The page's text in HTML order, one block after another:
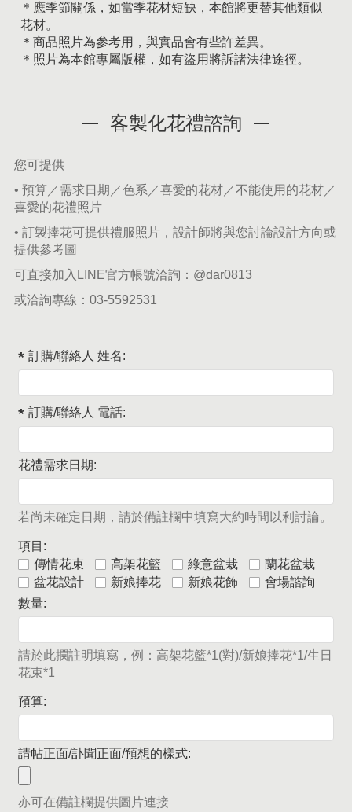
＊應季節關係，如當季花材短缺，本館將更替其他類似
花材。
＊商品照片為參考用，與實品會有些許差異。
＊照片為本館專屬版權，如有盜用將訴諸法律途徑。
客製化花禮諮詢
您可提供
• 預算／需求日期／色系／喜愛的花材／不能使用的花材／
喜愛的花禮照片
• 訂製捧花可提供禮服照片，設計師將與您討論設計方向或
提供參考圖
可直接加入LINE官方帳號洽詢： @dar0813
或洽詢專線： 03-5592531
訂購/聯絡人 姓名:
訂購/聯絡人 電話:
花禮需求日期:
若尚未確定日期，請於備註欄中填寫大約時間以利討論。
項目:
傳情花束
高架花籃 綠意盆栽
蘭花盆栽
盆花設計
新娘捧花 新娘花飾
會場諮詢
數量:
請於此攔註明填寫，例：高架花籃*1(對)/新娘捧花*1/生日
花束*1
預算:
請帖正面/訃聞正面/預想的樣式:
亦可在備註欄提供圖片連接